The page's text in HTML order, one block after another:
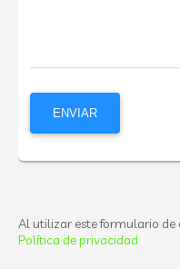
Al utilizar este formulario
Política de privacidad